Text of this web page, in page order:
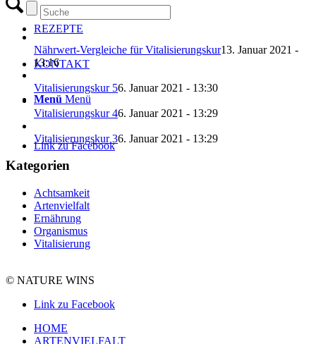
REZEPTE
KONTAKT
Menü Menü
Link zu Facebook
Nährwert-Vergleiche für Vitalisierungskur13. Januar 2021 -
13:16
Vitalisierungskur 56. Januar 2021 - 13:30
Vitalisierungskur 46. Januar 2021 - 13:29
Vitalisierungskur 36. Januar 2021 - 13:29
Kategorien
Achtsamkeit
Artenvielfalt
Ernährung
Organismus
Vitalisierung
© NATURE WINS
Link zu Facebook
HOME
ARTENVIELFALT